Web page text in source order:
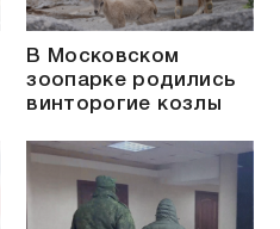
В Московском
зоопарке родились
винторогие козлы